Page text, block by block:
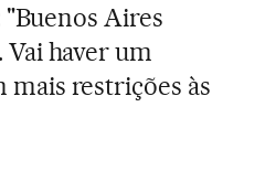
"Buenos Aires
haver um
mais restrições às